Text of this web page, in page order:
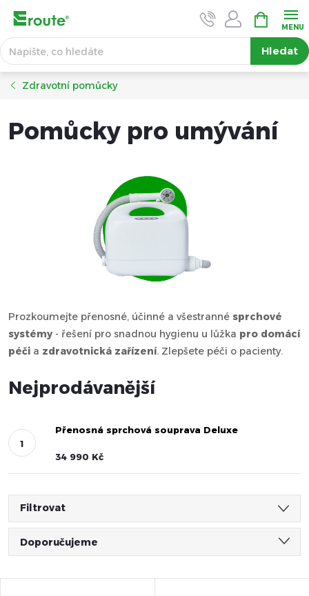
obsah
Hledat
NÁKUPNÍ
KOŠÍK
Zdravotní pomůcky
Pomůcky pro umývání
Prozkoumejte přenosné, účinné a všestranné sprchové
systémy - řešení pro snadnou hygienu u lůžka pro domácí
péči a zdravotnická zařízení. Zlepšete péči o pacienty.
Nejprodávanější
Přenosná sprchová souprava Deluxe
34 990 Kč
Filtrovat
Ř
a
Doporučujeme